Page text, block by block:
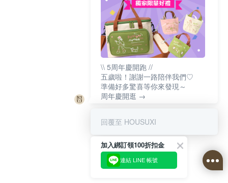
\\ 5周年慶開跑 //
五歲啦！謝謝一路陪伴我們♡
準備好多驚喜等你來發現～
周年慶開逛 →
回覆至 HOUSUXI
加入綁訂領100折扣金
連結 LINE 帳號